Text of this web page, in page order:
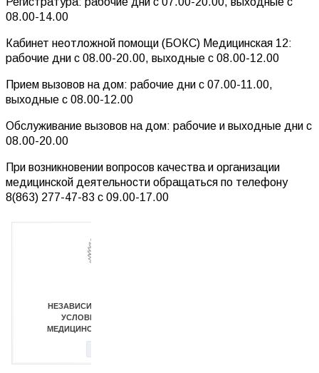
08.00-14.00
Кабинет неотложной помощи (БОКС) Медицинская 12:
рабочие дни с 08.00-20.00, выходные с 08.00-12.00
Прием вызовов на дом: рабочие дни с 07.00-11.00,
выходные с 08.00-12.00
Обслуживание вызовов на дом: рабочие и выходные дни с
08.00-20.00
При возникновении вопросов качества и организации
медицинской деятельности обращаться по телефону
8(863) 277-47-83 с 09.00-17.00